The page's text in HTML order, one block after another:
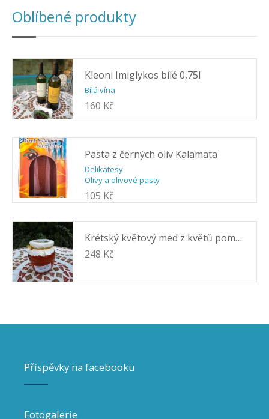
Oblíbené produkty
Kleoni Imiglykos bílé 0,75l
Bílá vína
160 Kč
Pasta z černých oliv Kalamata
Delikatesy
Olivy a olivové pasty
105 Kč
Krétský květový med z květů pomerančovníku ORINO 400g
248 Kč
Příspěvky na facebooku
Fotogalerie